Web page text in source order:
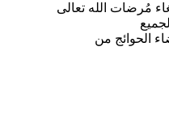
مُرضات الله تعالى
الحوائج من